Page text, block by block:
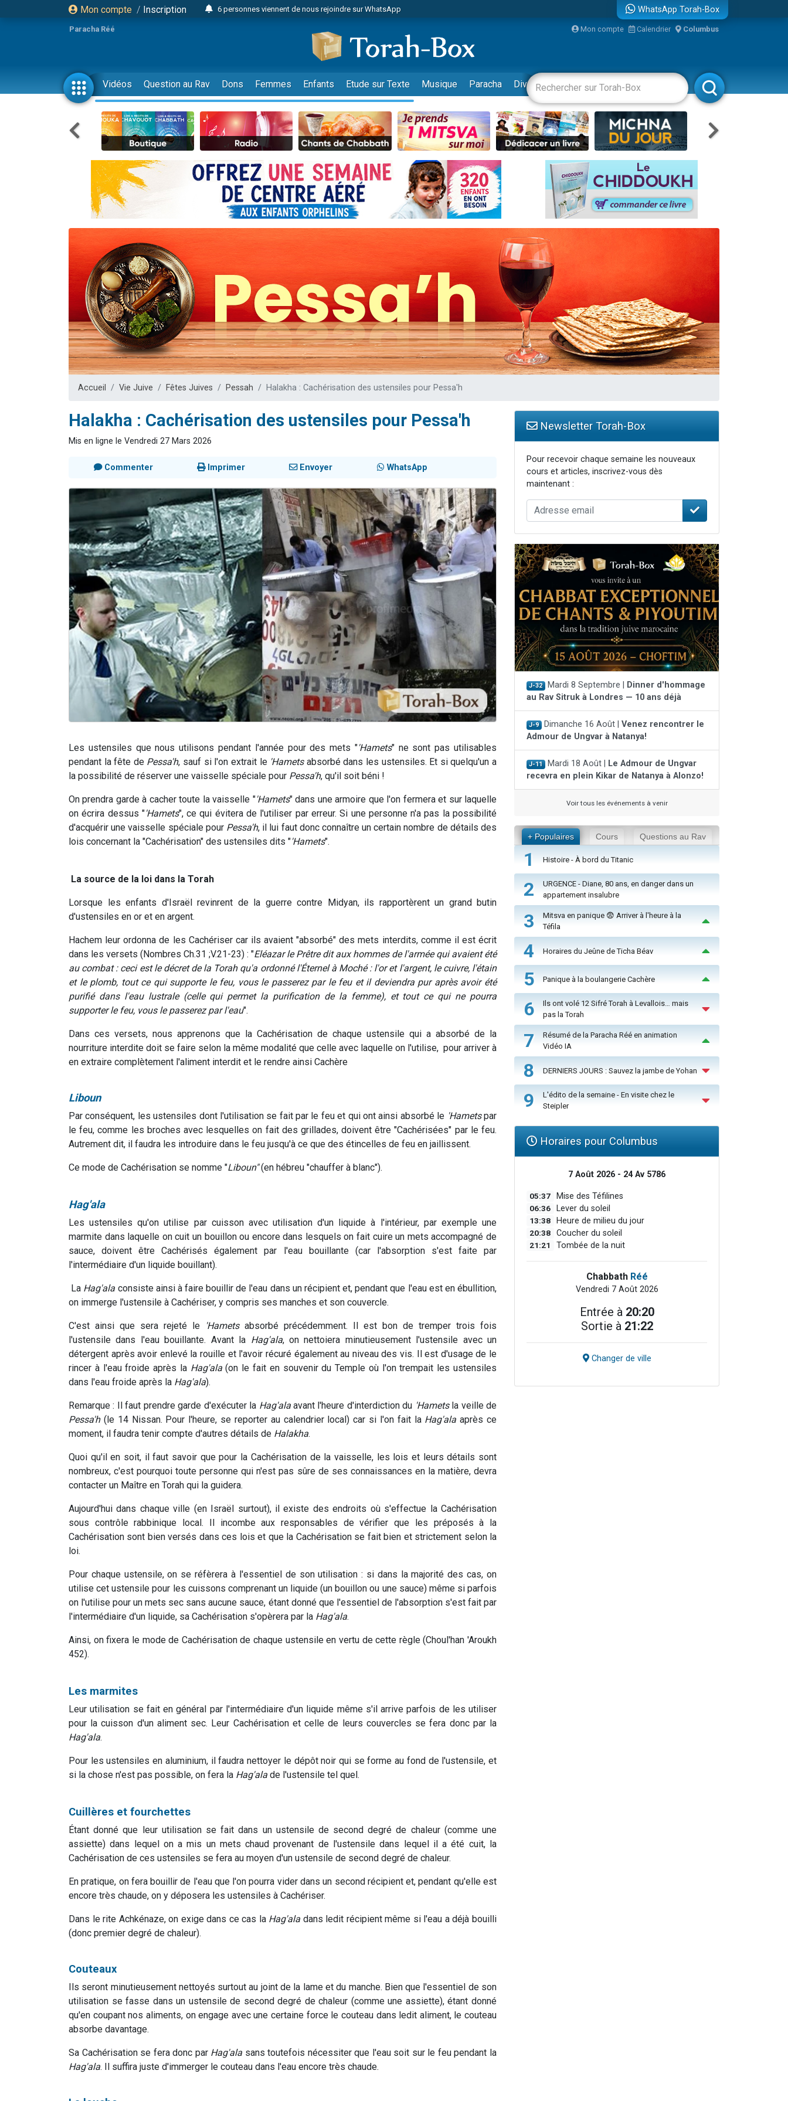
Mon compte / Inscription
6 personnes viennent de nous rejoindre sur WhatsApp
2 personnes viennent de faire un don pour 1 Journée de Vacances Pour les Enfants
17 personnes viennent de demander une bénédiction
4 personnes viennent de nous rejoindre sur WhatsApp
Il reste 49 places pour étudier en groupe sur Zoom
23 personnes viennent de faire un don pour Diane, 80 ans, dans un appartement insalubre
Eva vient de donner son Maasser
4 personnes viennent de nous rejoindre sur WhatsApp
3 personnes viennent de nous rejoindre sur WhatsApp
3 personnes viennent de faire un don pour 5 jours de vacances aux Orphelins
Odaya vient de donner son Maasser
13 personnes viennent de demander une bénédiction
2 personnes viennent de nous rejoindre sur WhatsApp
30 personnes viennent de faire un don pour Sauvez la jambe de Yohan
Il reste 49 places pour étudier en groupe sur Zoom
12 nouvelles musiques dans Torah-Box Music
3 personnes viennent de nous rejoindre sur WhatsApp
2 personnes viennent de nous rejoindre sur WhatsApp
2 personnes viennent de nous rejoindre sur WhatsApp
WhatsApp Torah-Box
Paracha Réé Mon compte Calendrier Columbus
Vidéos Question au Rav Dons Femmes Enfants Etude sur Texte Musique Paracha Divertissements Livres Rabbanim
Accueil Vie Juive Fêtes Juives Pessah Halakha : Cachérisation des ustensiles pour Pessa'h
Halakha : Cachérisation des ustensiles pour Pessa'h
Mis en ligne le Vendredi 27 Mars 2026
Commenter Imprimer Envoyer WhatsApp
Les ustensiles que nous utilisons pendant l'année pour des mets "'Hamets" ne sont pas utilisables
pendant la fête de Pessa'h, sauf si l'on extrait le 'Hametsabsorbé dans les ustensiles. Et si quelqu'un a
la possibilité de réserver une vaisselle spéciale pour Pessa'h, qu'il soit béni !
On prendra garde à cacher toute la vaisselle "'Hamets" dans une armoire que l'on fermera et sur laquelle
on écrira dessus "'Hamets", ce qui évitera de l'utiliser par erreur. Si une personne n'a pas la possibilité
d'acquérir une vaisselle spéciale pour Pessa'h, il lui faut donc connaître un certain nombre de détails des
lois concernant la "Cachérisation" des ustensiles dits "'Hamets".
La source de la loi dans la Torah
Lorsque les enfants d'Israël revinrent de la guerre contre Midyan, ils rapportèrent un grand butin
d'ustensiles en or et en argent.
Hachem leur ordonna de les Cachériser car ils avaient "absorbé" des mets interdits, comme il est écrit
dans les versets (Nombres Ch.31 ;V.21-23) : "Eléazar le Prêtre dit aux hommes de l'armée qui avaient été
au combat : ceci est le décret de la Torah qu'a ordonné l'Éternel à Moché : l'or et l'argent, le cuivre, l'étain
et le plomb, tout ce qui supporte le feu, vous le passerez par le feu et il deviendra pur après avoir été
purifié dans l'eau lustrale (celle qui permet la purification de la femme), et tout ce qui ne pourra
supporter le feu, vous le passerez par l'eau".
Dans ces versets, nous apprenons que la Cachérisation de chaque ustensile qui a absorbé de la
nourriture interdite doit se faire selon la même modalité que celle avec laquelle on l'utilise, pour arriver à
en extraire complètement l'aliment interdit et le rendre ainsi Cachère
Liboun
Par conséquent, les ustensiles dont l'utilisation se fait par le feu et qui ont ainsi absorbé le 'Hametspar
le feu, comme les broches avec lesquelles on fait des grillades, doivent être "Cachérisées" par le feu.
Autrement dit, il faudra les introduire dans le feu jusqu'à ce que des étincelles de feu en jaillissent.
Ce mode de Cachérisation se nomme "Liboun"(en hébreu "chauffer à blanc").
Hag'ala
Les ustensiles qu'on utilise par cuisson avec utilisation d'un liquide à l'intérieur, par exemple une
marmite dans laquelle on cuit un bouillon ou encore dans lesquels on fait cuire un mets accompagné de
sauce, doivent être Cachérisés également par l'eau bouillante (car l'absorption s'est faite par
l'intermédiaire d'un liquide bouillant).
La Hag'ala consiste ainsi à faire bouillir de l'eau dans un récipient et, pendant que l'eau est en ébullition,
on immerge l'ustensile à Cachériser, y compris ses manches et son couvercle.
C'est ainsi que sera rejeté le 'Hametsabsorbé précédemment. Il est bon de tremper trois fois
l'ustensile dans l'eau bouillante. Avant la Hag'ala, on nettoiera minutieusement l'ustensile avec un
détergent après avoir enlevé la rouille et l'avoir récuré également au niveau des vis. Il est d'usage de le
rincer à l'eau froide après la Hag'ala(on le fait en souvenir du Temple où l'on trempait les ustensiles
dans l'eau froide après la Hag'ala).
Remarque : Il faut prendre garde d'exécuter la Hag'alaavant l'heure d'interdiction du 'Hametsla veille de
Pessa'h(le 14 Nissan. Pour l'heure, se reporter au calendrier local) car si l'on fait la Hag'ala après ce
moment, il faudra tenir compte d'autres détails de Halakha.
Quoi qu'il en soit, il faut savoir que pour la Cachérisation de la vaisselle, les lois et leurs détails sont
nombreux, c'est pourquoi toute personne qui n'est pas sûre de ses connaissances en la matière, devra
contacter un Maître en Torah qui la guidera.
Aujourd'hui dans chaque ville (en Israël surtout), il existe des endroits où s'effectue la Cachérisation
sous contrôle rabbinique local. Il incombe aux responsables de vérifier que les préposés à la
Cachérisation sont bien versés dans ces lois et que la Cachérisation se fait bien et strictement selon la
loi.
Pour chaque ustensile, on se réfèrera à l'essentiel de son utilisation : si dans la majorité des cas, on
utilise cet ustensile pour les cuissons comprenant un liquide (un bouillon ou une sauce) même si parfois
on l'utilise pour un mets sec sans aucune sauce, étant donné que l'essentiel de l'absorption s'est fait par
l'intermédiaire d'un liquide, sa Cachérisation s'opèrera par la Hag'ala.
Ainsi, on fixera le mode de Cachérisation de chaque ustensile en vertu de cette règle (Choul'han 'Aroukh
452).
Les marmites
Leur utilisation se fait en général par l'intermédiaire d'un liquide même s'il arrive parfois de les utiliser
pour la cuisson d'un aliment sec. Leur Cachérisation et celle de leurs couvercles se fera donc par la
Hag'ala.
Pour les ustensiles en aluminium, il faudra nettoyer le dépôt noir qui se forme au fond de l'ustensile, et
si la chose n'est pas possible, on fera la Hag'ala de l'ustensile tel quel.
Cuillères et fourchettes
Étant donné que leur utilisation se fait dans un ustensile de second degré de chaleur (comme une
assiette) dans lequel on a mis un mets chaud provenant de l'ustensile dans lequel il a été cuit, la
Cachérisation de ces ustensiles se fera au moyen d'un ustensile de second degré de chaleur.
En pratique, on fera bouillir de l'eau que l'on pourra vider dans un second récipient et, pendant qu'elle est
encore très chaude, on y déposera les ustensiles à Cachériser.
Dans le rite Achkénaze, on exige dans ce cas la Hag'ala dans ledit récipient même si l'eau a déjà bouilli
(donc premier degré de chaleur).
Couteaux
Ils seront minutieusement nettoyés surtout au joint de la lame et du manche. Bien que l'essentiel de son
utilisation se fasse dans un ustensile de second degré de chaleur (comme une assiette), étant donné
qu'en coupant nos aliments, on engage avec une certaine force le couteau dans ledit aliment, le couteau
absorbe davantage.
Sa Cachérisation se fera donc par Hag'ala sans toutefois nécessiter que l'eau soit sur le feu pendant la
Hag'ala. Il suffira juste d'immerger le couteau dans l'eau encore très chaude.
Newsletter Torah-Box
Pour recevoir chaque semaine les nouveaux
cours et articles, inscrivez-vous dès
maintenant :
J-32 Mardi 8 Septembre |
Dinner d'hommage
au Rav Sitruk à Londres — 10 ans déjà
J-9 Dimanche 16 Août | Venez rencontrer le
Admour de Ungvar à Natanya!
J-11 Mardi 18 Août |
Le Admour de Ungvar
recevra en plein Kikar de Natanya à Alonzo!
Voir tous les événements à venir
+ Populaires Cours Questions au Rav
1 Histoire - À bord du Titanic
2
URGENCE - Diane, 80 ans, en danger dans un
appartement insalubre
3
Mitsva en panique 😨 Arriver à l'heure à la
Téfila
4 Horaires du Jeûne de Ticha Béav
5 Panique à la boulangerie Cachère
6
Ils ont volé 12 Sifré Torah à Levallois… mais
pas la Torah
7
Résumé de la Paracha Réé en animation
Vidéo IA
8 DERNIERS JOURS : Sauvez la jambe de Yohan
9
L'édito de la semaine - En visite chez le
Steipler
Horaires pour Columbus
7 Août 2026 - 24 Av 5786
05:37 Mise des Téfilines
06:36 Lever du soleil
13:38 Heure de milieu du jour
20:38 Coucher du soleil
21:21 Tombée de la nuit
Chabbath Réé
Vendredi 7 Août 2026
Entrée à 20:20
Sortie à 21:22
Changer de ville